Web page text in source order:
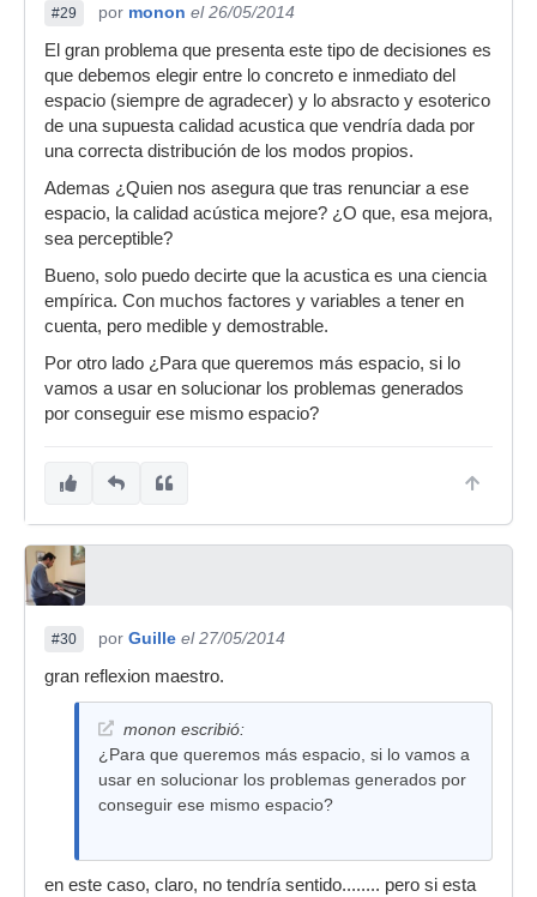
#29 por monon el 26/05/2014
El gran problema que presenta este tipo de decisiones es
que debemos elegir entre lo concreto e inmediato del
espacio (siempre de agradecer) y lo absracto y esoterico
de una supuesta calidad acustica que vendría dada por
una correcta distribución de los modos propios.
Ademas ¿Quien nos asegura que tras renunciar a ese
espacio, la calidad acústica mejore? ¿O que, esa mejora,
sea perceptible?
Bueno, solo puedo decirte que la acustica es una ciencia
empírica. Con muchos factores y variables a tener en
cuenta, pero medible y demostrable.
Por otro lado ¿Para que queremos más espacio, si lo
vamos a usar en solucionar los problemas generados
por conseguir ese mismo espacio?
#30 por Guille el 27/05/2014
gran reflexion maestro.
monon escribió:
¿Para que queremos más espacio, si lo vamos a
usar en solucionar los problemas generados por
conseguir ese mismo espacio?
en este caso, claro, no tendría sentido........ pero si esta